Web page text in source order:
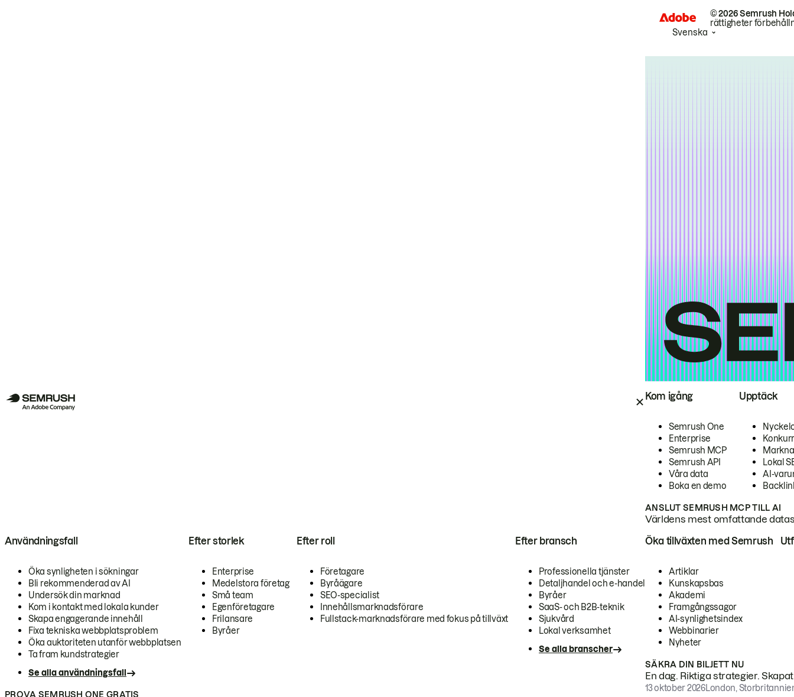
Kom igång
Semrush One
Enterprise
Semrush MCP
Semrush API
Våra data
Boka en demo
Upptäck
Lokal
AI-
ANSLUT SEMRUSH MCP TILL AI
Världens mest omfattande
Användningsfall
Öka synligheten i sökningar
Bli rekommenderad av AI
Undersök din marknad
Kom i kontakt med lokala kunder
Skapa engagerande innehåll
Fixa tekniska webbplatsproblem
Öka auktoriteten utanför webbplatsen
Ta fram kundstrategier
Se alla användningsfall
Efter storlek
Enterprise
Medelstora företag
Små team
Egenföretagare
Frilansare
Byråer
Efter roll
Företagare
Byråägare
SEO-specialist
Innehållsmarknadsförare
Fullstack-marknadsförare med fokus på tillväxt
Efter bransch
Professionella tjänster
Detaljhandel och e-handel
Byråer
SaaS- och B2B-teknik
Sjukvård
Lokal verksamhet
Se alla branscher
PROVA SEMRUSH ONE GRATIS
Öka tillväxten med Semrush
Artiklar
Kunskapsbas
Akademi
Framgångssagor
AI-synlighetsindex
Webbinarier
Nyheter
SÄKRA DIN BILJETT NU
En dag. Riktiga strategier.
13 oktober 2026London,
© 2026 Semrush
rättigheter
Svenska